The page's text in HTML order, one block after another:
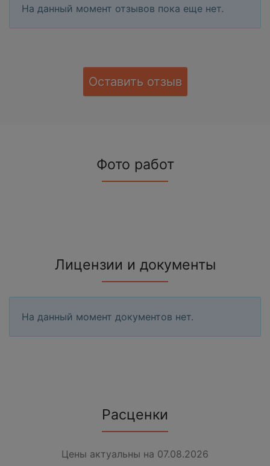
На данный момент отзывов пока еще нет.
Оставить отзыв
Фото работ
Лицензии и документы
На данный момент документов нет.
Расценки
Цены актуальны на 07.08.2026